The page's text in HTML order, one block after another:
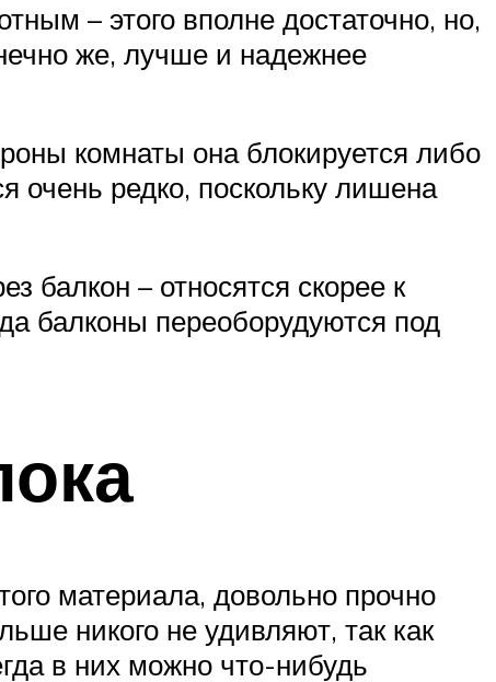
– этого вполне достаточно, но,
же, лучше и надежнее
комнаты она блокируется либо
очень редко, поскольку лишена
балкон – относятся скорее к
балконы переоборудуются под
материала, довольно прочно
никого не удивляют, так как
в них можно что-нибудь